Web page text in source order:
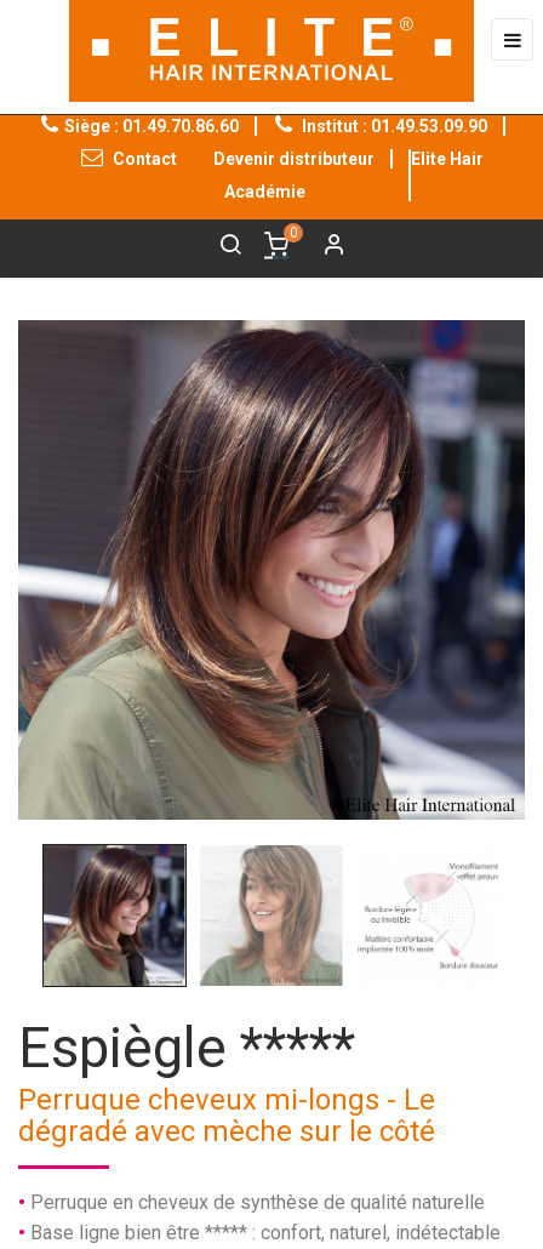
Siège : 01.49.70.86.60
Institut : 01.49.53.09.90
Contact
Devenir distributeur
Elite Hair
Académie
0
la
☰
Espiègle *****
Perruque cheveux mi-longs - Le
dégradé avec mèche sur le côté
Perruque en cheveux de synthèse de qualité naturelle
Base ligne bien être ***** : confort, naturel, indétectable